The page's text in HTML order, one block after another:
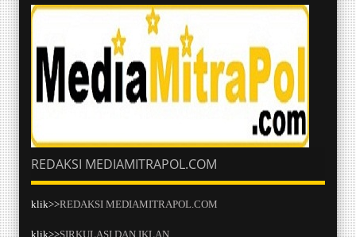
REDAKSI MEDIAMITRAPOL.COM
klik>>REDAKSI MEDIAMITRAPOL.COM
klik>>SIRKULASI DAN IKLAN